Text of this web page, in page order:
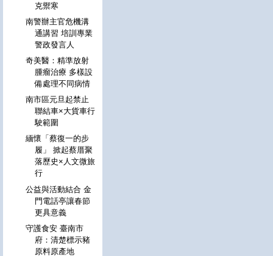
克禦寒
南警辦主官危機溝
通講習 培訓專業
警政發言人
奇美醫：精準放射
腫瘤治療 多樣設
備處理不同病情
南市區元旦起禁止
聯結車×大貨車行
駛範圍
緬懷「蔡復一的步
履」 掀起蔡厝聚
落歷史×人文微旅
行
公益與活動結合 金
門電話亭讓春節
更具意義
守護食安 臺南市
府：清楚標示豬
原料原產地